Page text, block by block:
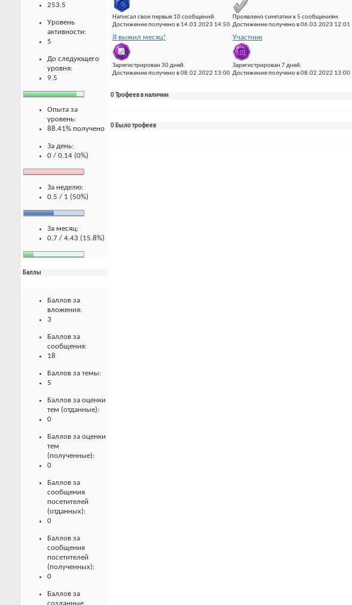
253.5
Уровень
активности:
5
До следующего
уровня:
9.5
Опыта за
уровень:
88.41% получено
За день:
0 / 0.14 (0%)
За неделю:
0.5 / 1 (50%)
За месяц:
0.7 / 4.43 (15.8%)
Баллы
Баллов за
вложения:
3
Баллов за
сообщения:
18
Баллов за темы:
5
Баллов за оценки
тем (отданные):
0
Баллов за оценки
тем
(полученные):
0
Баллов за
сообщения
посетителей
(отданных):
0
Баллов за
сообщения
посетителей
(полученных):
0
Баллов за
Написал свои первые 10 сообщений.
Достижение получено в 14.03.2023 14:50
Проявлено симпатии к 5 сообщениям.
Достижение получено в 06.03.2023 12:01
Я выжил месяц!
Зарегистрирован 30 дней.
Достижение получено в 08.02.2022 13:00
Участник
Зарегистрирован 7 дней.
Достижение получено в 08.02.2022 13:00
0 Трофеев в наличии
0 Было трофеев